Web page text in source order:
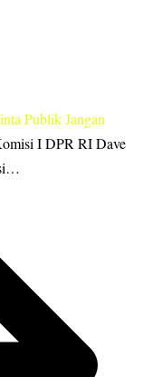
Publik Jangan
I DPR RI Dave